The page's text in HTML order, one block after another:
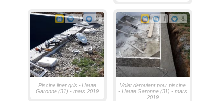
1 8
Piscine liner gris - Haute
Garonne (31) - mars 2019
1 8
Volet déroulant pour piscine
- Haute Garonne (31) - mars
2019